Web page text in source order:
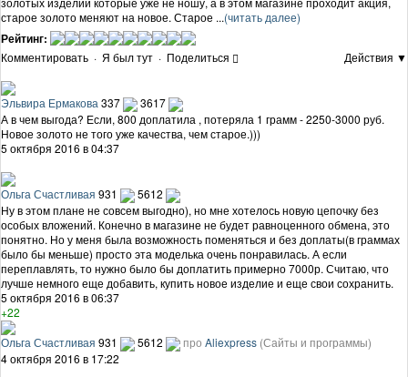
старое золото меняют на новое. Старое ...(читать далее)
Рейтинг:
Комментировать · Я был тут · Поделиться Действия ▼
Эльвира Ермакова 337
3617
А в чем выгода? Если, 800 доплатила , потеряла 1 грамм - 2250-3000 руб.
Новое золото не того уже качества, чем старое.)))
5 октября 2016 в 04:37
Ольга Счастливая 931
5612
Ну в этом плане не совсем выгодно), но мне хотелось новую цепочку без
особых вложений. Конечно в магазине не будет равноценного обмена, это
понятно. Но у меня была возможность поменяться и без доплаты(в граммах
было бы меньше) просто эта моделька очень понравилась. А если
переплавлять, то нужно было бы доплатить примерно 7000р. Считаю, что
лучше немного еще добавить, купить новое изделие и еще свои сохранить.
5 октября 2016 в 06:37
+22
Ольга Счастливая 931 5612 про Aliexpress (Сайты и программы)
4 октября 2016 в 17:22